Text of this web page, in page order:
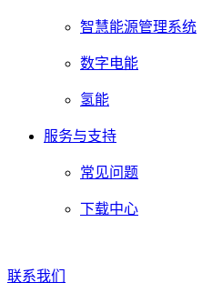
智慧能源管理系统
数字电能
氢能
服务与支持
常见问题
下载中心
联系我们